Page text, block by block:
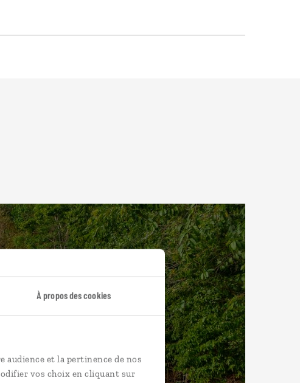
À propos des cookies
et la pertinence de nos
vos choix en cliquant sur